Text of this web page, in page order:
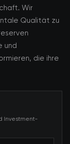
Wir
Qualität zu
und
die ihre
Investment-